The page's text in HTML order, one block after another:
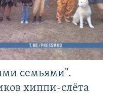
семьями".
хиппи-слёта